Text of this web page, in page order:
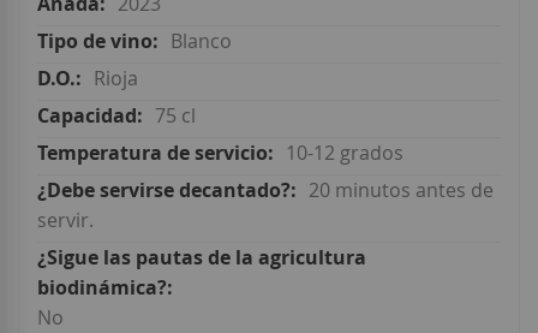
Blanco
Rioja
75 cl
10-12 grados
20 minutos antes de
servir.
No